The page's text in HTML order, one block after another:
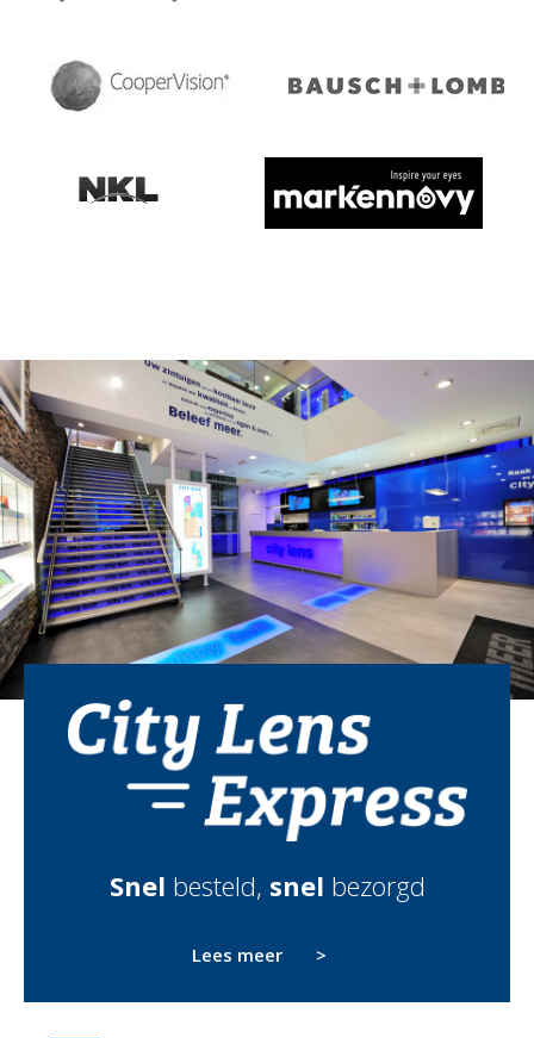
Snel besteld, snel bezorgd
Lees meer